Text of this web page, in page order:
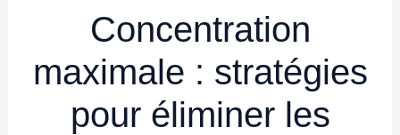
Concentration
maximale : stratégies
pour éliminer les